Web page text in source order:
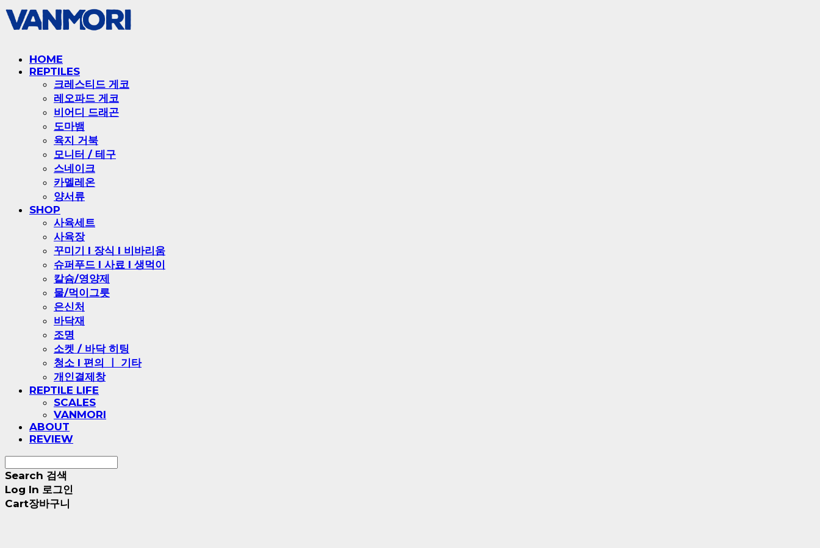
HOME
REPTILES
크레스티드 게코
레오파드 게코
비어디 드래곤
도마뱀
육지 거북
모니터 / 테구
스네이크
카멜레온
양서류
SHOP
사육세트
사육장
꾸미기 l 장식 l 비바리움
슈퍼푸드 l 사료 l 생먹이
칼슘/영양제
물/먹이그릇
은신처
바닥재
조명
소켓 / 바닥 히팅
청소 l 편의 ㅣ 기타
개인결제창
REPTILE LIFE
SCALES
VANMORI
ABOUT
REVIEW
Search 검색
Log In 로그인
Cart장바구니